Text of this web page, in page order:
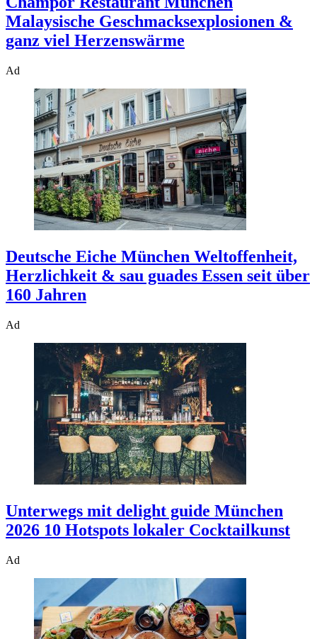
Malaysische Geschmacksexplosionen &
ganz viel Herzenswärme
Ad
Deutsche Eiche München Weltoffenheit,
Herzlichkeit & sau guades Essen seit über
160 Jahren
Ad
Unterwegs mit delight guide München
2026 10 Hotspots lokaler Cocktailkunst
Ad